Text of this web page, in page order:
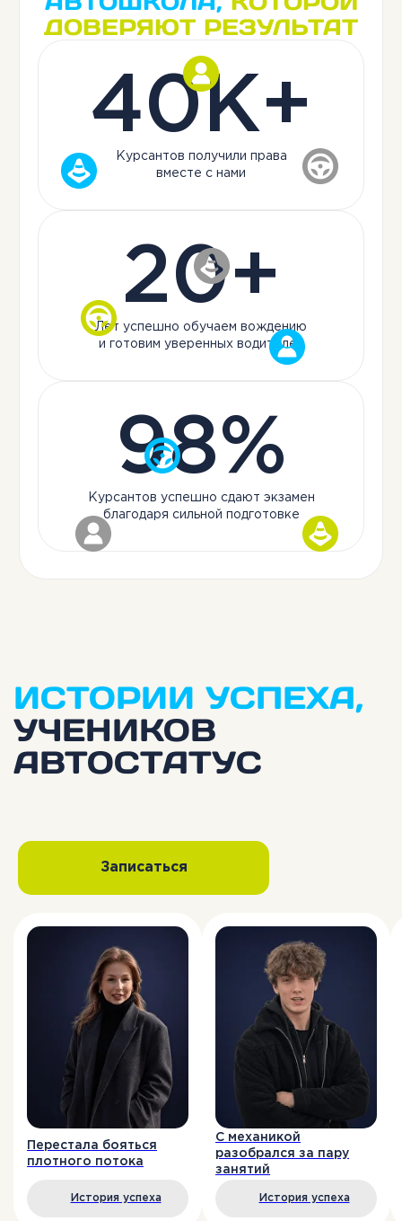
ДОВЕРЯЮТ РЕЗУЛЬТАТ
40K+
Курсантов получили права
вместе с нами
20+
Лет успешно обучаем вождению
и готовим уверенных водителей
98%
Курсантов успешно сдают экзамен
благодаря сильной подготовке
ИСТОРИИ УСПЕХА,
УЧЕНИКОВ
АВТОСТАТУС
Записаться
Перестала бояться
плотного потока
История успеха
С механикой
разобрался за пару
занятий
История успеха